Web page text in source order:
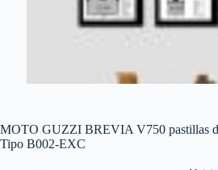
MOTO GUZZI BREVIA V750 pastillas
Tipo B002-EXC